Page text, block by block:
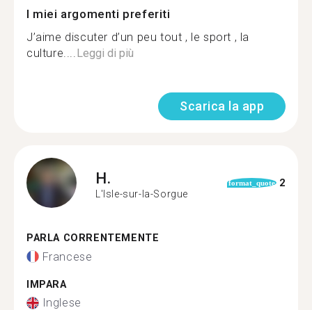
I miei argomenti preferiti
J’aime discuter d’un peu tout , le sport , la
culture....Leggi di più
Scarica la app
H.
L'Isle-sur-la-Sorgue
format_quote 2
PARLA CORRENTEMENTE
Francese
IMPARA
Inglese